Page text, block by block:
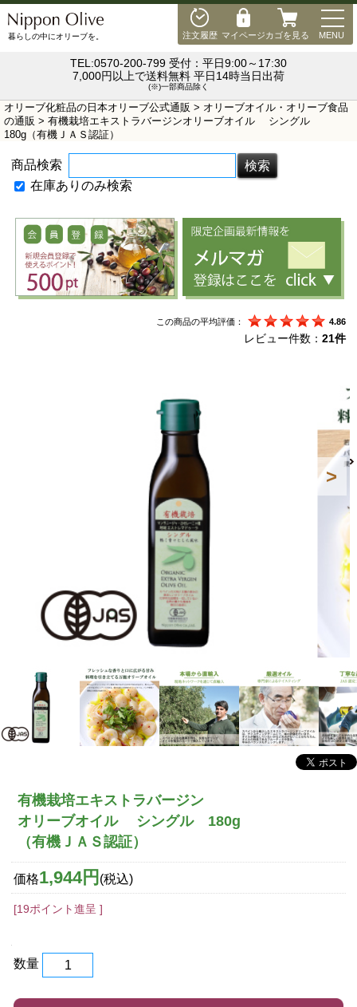
注文履歴 マイページカゴを見る MENU
暮らしの中にオリーブを。
TEL:0570-200-799 受付：平日9:00～17:30
7,000円以上で送料無料 平日14時当日出荷
(※)一部商品除く
オリーブ化粧品の日本オリーブ公式通販 > オリーブオイル・オリーブ食品
の通販 > 有機栽培エキストラバージンオリーブオイル シングル
180g（有機ＪＡＳ認証）
商品検索
在庫ありのみ検索
この商品の平均評価： 4.86
レビュー件数： 21件
有機栽培エキストラバージン
オリーブオイル シングル 180g
（有機ＪＡＳ認証）
価格1,944円 (税込)
[19ポイント進呈 ]
数量